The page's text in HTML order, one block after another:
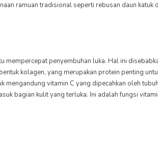
ramuan tradisional seperti rebusan daun katuk
mempercepat penyembuhan luka. Hal ini
kolagen, yang merupakan protein penting
vitamin C yang dipecahkan oleh
bagian kulit yang terluka. Ini adalah fungsi